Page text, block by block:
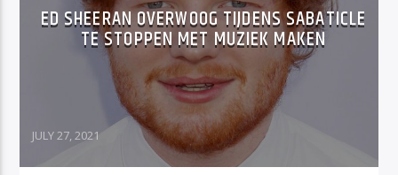
ED SHEERAN OVERWOOG TIJDENS SABATICLE
TE STOPPEN MET MUZIEK MAKEN
JULY 27, 2021